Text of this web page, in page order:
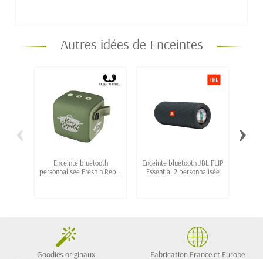
Autres idées de Enceintes
Enceinte bluetooth
personnalisée Fresh n Rebel
Enceinte bluetooth JBL FLIP
Essential 2 personnalisée
‹ ›
Goodies originaux
Fabrication France et Europe